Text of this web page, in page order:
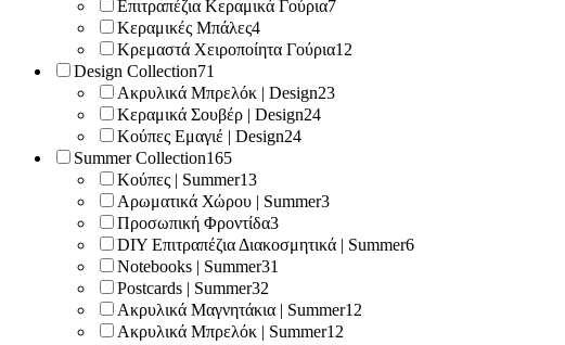
Επιτραπέζια Κεραμικά Γούρια7
Κεραμικές Μπάλες4
Κρεμαστά Χειροποίητα Γούρια12
Design Collection71
Ακρυλικά Μπρελόκ | Design23
Κεραμικά Σουβέρ | Design24
Κούπες Εμαγιέ | Design24
Summer Collection165
Κούπες | Summer13
Αρωματικά Χώρου | Summer3
Προσωπική Φροντίδα3
DIY Επιτραπέζια Διακοσμητικά | Summer6
Notebooks | Summer31
Postcards | Summer32
Ακρυλικά Μαγνητάκια | Summer12
Ακρυλικά Μπρελόκ | Summer12